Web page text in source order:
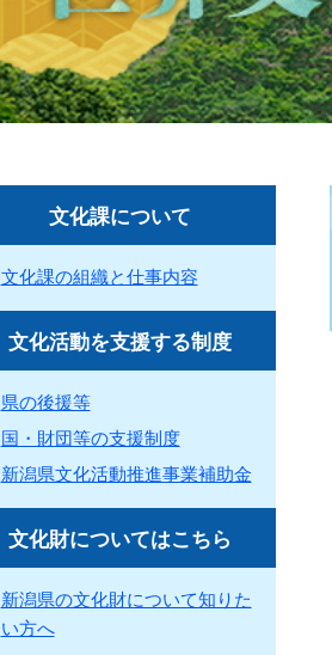
文化課について
文化課の組織と仕事内容
文化活動を支援する制度
県の後援等
国・財団等の支援制度
新潟県文化活動推進事業補助金
文化財についてはこちら
新潟県の文化財について知りた
い方へ